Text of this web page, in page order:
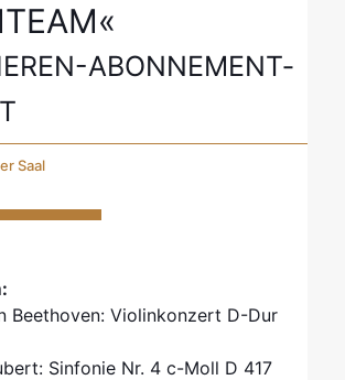
ABONNE­MENT­
Saal
Beethoven: Violinkonzert D-Dur
Sinfonie Nr. 4 c-Moll D 417